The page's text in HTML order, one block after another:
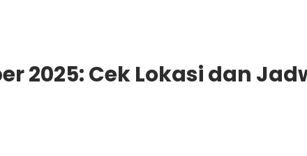
2025: Cek Lokasi dan